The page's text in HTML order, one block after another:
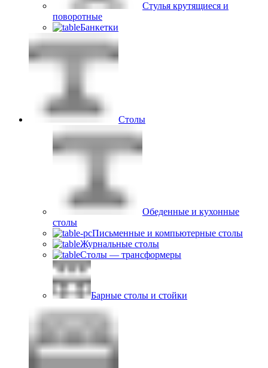
Стулья крутящиеся и
поворотные
Банкетки
Столы
Обеденные и кухонные
столы
Письменные и компьютерные столы
Журнальные столы
Столы — трансформеры
Барные столы и стойки